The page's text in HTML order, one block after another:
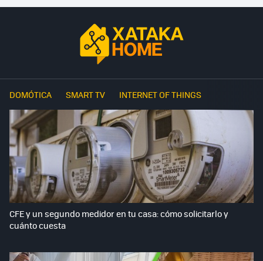
DOMÓTICA SMART TV INTERNET OF THINGS
CFE y un segundo medidor en tu casa: cómo solicitarlo y
cuánto cuesta